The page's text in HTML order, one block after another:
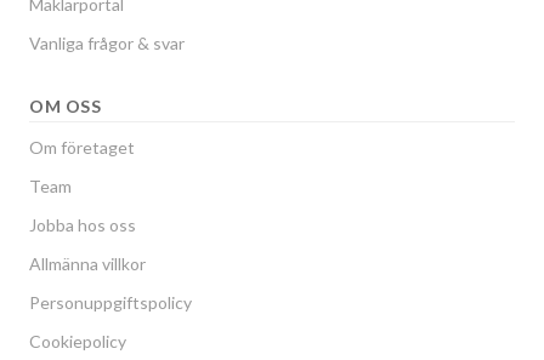
Vanliga frågor & svar
OM OSS
Om företaget
Team
Jobba hos oss
Allmänna villkor
Personuppgiftspolicy
Cookiepolicy